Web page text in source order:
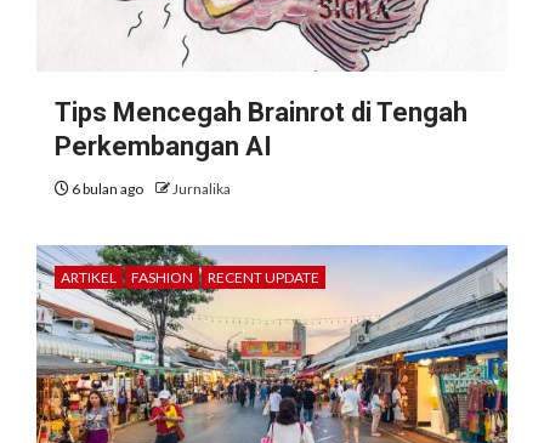
Tips Mencegah Brainrot di Tengah
Perkembangan AI
6 bulan ago Jurnalika
ARTIKEL FASHION RECENT UPDATE